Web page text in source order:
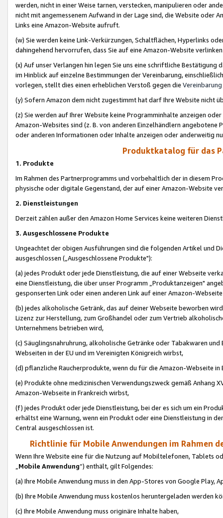
werden, nicht in einer Weise tarnen, verstecken, manipulieren oder
nicht mit angemessenem Aufwand in der Lage sind, die Website oder
Links eine Amazon-Website aufruft.
(w) Sie werden keine Link-Verkürzungen, Schaltflächen, Hyperlinks
dahingehend hervorrufen, dass Sie auf eine Amazon-Website
(x) Auf unser Verlangen hin legen Sie uns eine schriftliche
im Hinblick auf einzelne Bestimmungen der Vereinbarung,
vorlegen, stellt dies einen erheblichen Verstoß gegen die Vereinbarung
(y) Sofern Amazon dem nicht zugestimmt hat darf Ihre Website nicht
(z) Sie werden auf Ihrer Website keine Programminhalte anzeigen
Amazon-Websites sind (z. B. von anderen Einzelhändlern
oder anderen Informationen oder Inhalte anzeigen oder anderweitig
Produktkatalog für das
1. Produkte
Im Rahmen des Partnerprogramms und vorbehaltlich der in diesem
physische oder digitale Gegenstand, der auf einer Amazon-Website
2. Dienstleistungen
Derzeit zählen außer den Amazon Home Services keine weiteren
3. Ausgeschlossene Produkte
Ungeachtet der obigen Ausführungen sind die folgenden Artikel und
ausgeschlossen („Ausgeschlossene Produkte"):
(a) jedes Produkt oder jede Dienstleistung, die auf einer Webseite
eine Dienstleistung, die über unser Programm „Produktanzeigen"
gesponserten Link oder einen anderen Link auf einer Amazon-
(b) jedes alkoholische Getränk, das auf deiner Webseite beworben
Lizenz zur Herstellung, zum Großhandel oder zum Vertrieb
Unternehmens betrieben wird,
(c) Säuglingsnahruhrung, alkoholische Getränke oder Tabakwaren
Webseiten in der EU und im Vereinigten Königreich wirbst,
(d) pflanzliche Raucherprodukte, wenn du für die Amazon-Webseite in
(e) Produkte ohne medizinischen Verwendungszweck gemäß Anhang
Amazon-Webseite in Frankreich wirbst,
(f) jedes Produkt oder jede Dienstleistung, bei der es sich um ein
erhältst eine Warnung, wenn ein Produkt oder eine Dienstleistung in
Central ausgeschlossen ist.
Richtlinie für Mobile Anwendungen im Rahmen
Wenn Ihre Website eine für die Nutzung auf Mobiltelefonen, Tablets
„Mobile Anwendung“) enthält, gilt Folgendes:
(a) Ihre Mobile Anwendung muss in den App-Stores von Google Play,
(b) Ihre Mobile Anwendung muss kostenlos heruntergeladen werden
(c) Ihre Mobile Anwendung muss originäre Inhalte haben,